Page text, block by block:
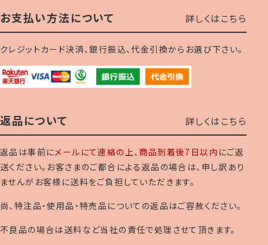
お支払い方法について 詳しくはこちら
クレジットカード決済、銀行振込、代金引換からお選び下さい。
返品について 詳しくはこちら
返品は事前にメールにて連絡の上、 商品到着後7日以内 にご返
送ください。お客さまのご都合による返品の場合は、申し訳あり
ませんがお客様に送料をご負担していただきます。
尚、特注品・使用品・特売品についての返品はご容赦ください。
不良品の場合は送料など当社の責任で処理させて頂きます。